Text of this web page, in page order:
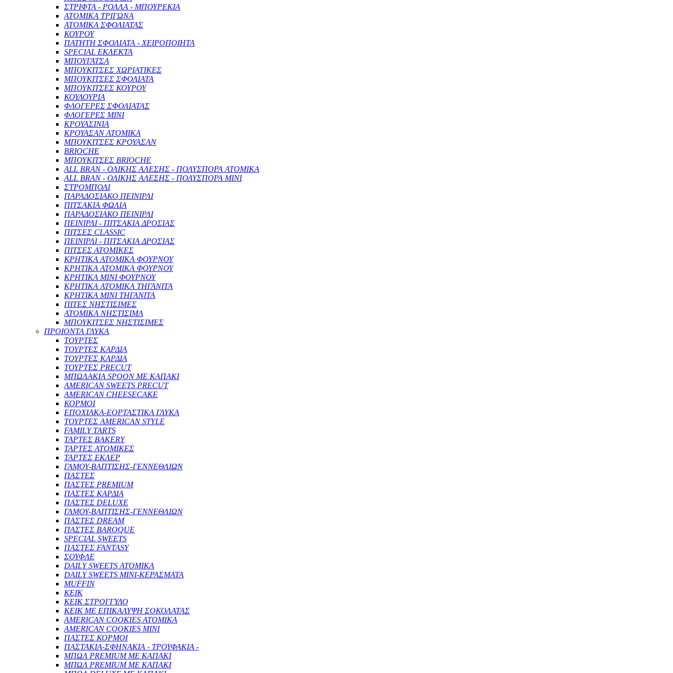
ΣΤΡΙΦΤΑ - ΡΟΛΛΑ - ΜΠΟΥΡΕΚΙΑ
ΑΤΟΜΙΚΑ ΤΡΙΓΩΝΑ
ΑΤΟΜΙΚΑ ΣΦΟΛΙΑΤΑΣ
ΚΟΥΡΟΥ
ΠΑΤΗΤΗ ΣΦΟΛΙΑΤΑ - ΧΕΙΡΟΠΟΙΗΤΑ
SPECIAL ΕΚΛΕΚΤΑ
ΜΠΟΥΓΑΤΣΑ
ΜΠΟΥΚΙΤΣΕΣ ΧΩΡΙΑΤΙΚΕΣ
ΜΠΟΥΚΙΤΣΕΣ ΣΦΟΛΙΑΤΑ
ΜΠΟΥΚΙΤΣΕΣ ΚΟΥΡΟΥ
ΚΟΥΛΟΥΡΙΑ
ΦΛΟΓΕΡΕΣ ΣΦΟΛΙΑΤΑΣ
ΦΛΟΓΕΡΕΣ ΜΙΝΙ
ΚΡΟΥΑΣΙΝΙΑ
ΚΡΟΥΑΣΑΝ ΑΤΟΜΙΚΑ
ΜΠΟΥΚΙΤΣΕΣ ΚΡΟΥΑΣΑΝ
BRIOCHE
ΜΠΟΥΚΙΤΣΕΣ BRIOCHE
ALL BRAN - ΟΛΙΚΗΣ ΑΛΕΣΗΣ - ΠΟΛΥΣΠΟΡΑ ΑΤΟΜΙΚΑ
ALL BRAN - ΟΛΙΚΗΣ ΑΛΕΣΗΣ - ΠΟΛΥΣΠΟΡΑ ΜΙΝΙ
ΣΤΡΟΜΠΟΛΙ
ΠΑΡΑΔΟΣΙΑΚΟ ΠΕΙΝΙΡΛΙ
ΠΙΤΣΑΚΙΑ ΦΩΛΙΑ
ΠΑΡΑΔΟΣΙΑΚΟ ΠΕΙΝΙΡΛΙ
ΠΕΙΝΙΡΛΙ - ΠΙΤΣΑΚΙΑ ΔΡΟΣΙΑΣ
ΠΙΤΣΕΣ CLASSIC
ΠΕΙΝΙΡΛΙ - ΠΙΤΣΑΚΙΑ ΔΡΟΣΙΑΣ
ΠΙΤΣΕΣ ΑΤΟΜΙΚΕΣ
ΚΡΗΤΙΚΑ ΑΤΟΜΙΚΑ ΦΟΥΡΝΟΥ
ΚΡΗΤΙΚΑ ΑΤΟΜΙΚΑ ΦΟΥΡΝΟΥ
ΚΡΗΤΙΚΑ ΜΙΝΙ ΦΟΥΡΝΟΥ
ΚΡΗΤΙΚΑ ΑΤΟΜΙΚΑ ΤΗΓΑΝΙΤΑ
ΚΡΗΤΙΚΑ ΜΙΝΙ ΤΗΓΑΝΙΤΑ
ΠΙΤΕΣ ΝΗΣΤΙΣΙΜΕΣ
ΑΤΟΜΙΚΑ ΝΗΣΤΙΣΙΜΑ
ΜΠΟΥΚΙΤΣΕΣ ΝΗΣΤΙΣΙΜΕΣ
ΠΡΟΙΟΝΤΑ ΓΛΥΚΑ
ΤΟΥΡΤΕΣ
ΤΟΥΡΤΕΣ ΚΑΡΔΙΑ
ΤΟΥΡΤΕΣ ΚΑΡΔΙΑ
ΤΟΥΡΤΕΣ PRECUT
ΜΠΩΛΑΚΙΑ SPOON ΜΕ ΚΑΠΑΚΙ
AMERICAN SWEETS PRECUT
AMERICAN CHEESECAKE
ΚΟΡΜΟΙ
ΕΠΟΧΙΑΚΑ-ΕΟΡΤΑΣΤΙΚΑ ΓΛΥΚΑ
ΤΟΥΡΤΕΣ AMERICAN STYLE
FAMILY TARTS
ΤΑΡΤΕΣ BAKERY
ΤΑΡΤΕΣ ΑΤΟΜΙΚΕΣ
ΤΑΡΤΕΣ ΕΚΛΕΡ
ΓΑΜΟΥ-ΒΑΠΤΙΣΗΣ-ΓΕΝΝΕΘΛΙΩΝ
ΠΑΣΤΕΣ
ΠΑΣΤΕΣ PREMIUM
ΠΑΣΤΕΣ ΚΑΡΔΙΑ
ΠΑΣΤΕΣ DELUXE
ΓΑΜΟΥ-ΒΑΠΤΙΣΗΣ-ΓΕΝΝΕΘΛΙΩΝ
ΠΑΣΤΕΣ DREAM
ΠΑΣΤΕΣ BAROQUE
SPECIAL SWEETS
ΠΑΣΤΕΣ FANTASY
ΣΟΥΦΛΕ
DAILY SWEETS ΑΤΟΜΙΚΑ
DAILY SWEETS MINI-ΚΕΡΑΣΜΑΤΑ
MUFFIN
ΚΕΙΚ
ΚΕΙΚ ΣΤΡΟΓΓΥΛΟ
ΚΕΙΚ ΜΕ ΕΠΙΚΑΛΥΨΗ ΣΟΚΟΛΑΤΑΣ
AMERICAN COOKIES ΑΤΟΜΙΚΑ
AMERICAN COOKIES MINI
ΠΑΣΤΕΣ ΚΟΡΜΟΙ
ΠΑΣΤΑΚΙΑ-ΣΦΗΝΑΚΙΑ - ΤΡΟΥΦΑΚΙΑ -
ΜΠΩΛ PREMIUM ΜΕ ΚΑΠΑΚΙ
ΜΠΩΛ PREMIUM ΜΕ ΚΑΠΑΚΙ